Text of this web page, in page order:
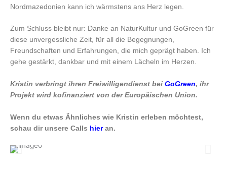
Nordmazedonien kann ich wärmstens ans Herz legen.
Zum Schluss bleibt nur: Danke an NaturKultur und GoGreen für
diese unvergessliche Zeit, für all die Begegnungen,
Freundschaften und Erfahrungen, die mich geprägt haben. Ich
gehe gestärkt, dankbar und mit einem Lächeln im Herzen.
Kristin verbringt ihren Freiwilligendienst bei GoGreen, ihr
Projekt wird kofinanziert von der Europäischen Union.
Wenn du etwas Ähnliches wie Kristin erleben möchtest,
schau dir unsere Calls hieran.